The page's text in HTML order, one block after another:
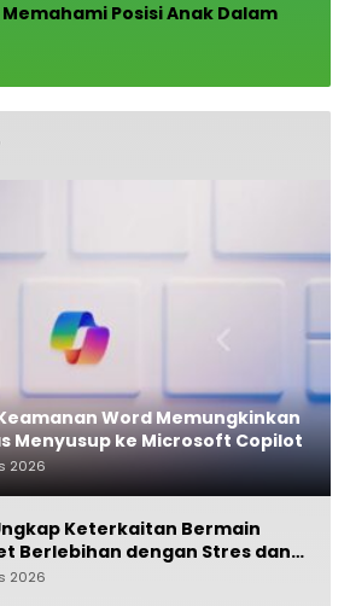
Posisi Anak Dalam
Word Memungkinkan
Menyusup ke Microsoft Copilot
2026
Keterkaitan Bermain
Berlebihan dengan Stres dan
Hati
2026